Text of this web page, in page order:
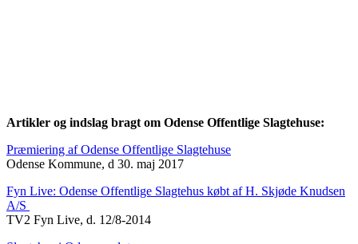
Artikler og indslag bragt om Odense Offentlige Slagtehuse:
Præmiering af Odense Offentlige Slagtehuse
Odense Kommune, d 30. maj 2017
Fyn Live: Odense Offentlige Slagtehus købt af H. Skjøde Knudsen
A/S
TV2 Fyn Live, d. 12/8-2014